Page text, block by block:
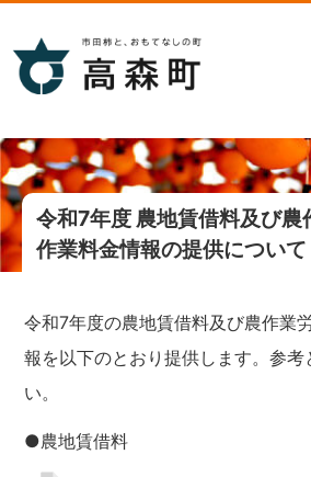
令和7年度 農地賃借料及び農
作業料金情報の提供について
令和7年度の農地賃借料及び農作業
報を以下のとおり提供します。参考
い。
●農地賃借料